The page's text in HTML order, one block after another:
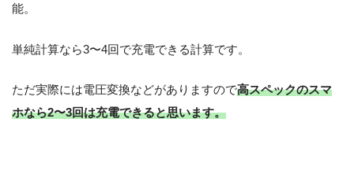
能。
単純計算なら3〜4回で充電できる計算です。
ただ実際には電圧変換などがありますので高スペックのスマ
ホなら2〜3回は充電できると思います。